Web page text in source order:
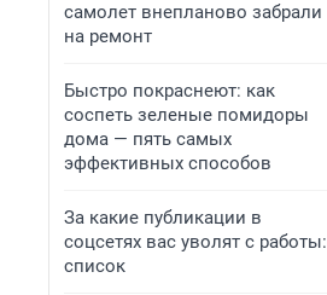
самолет внепланово забрали
на ремонт
Быстро покраснеют: как
соспеть зеленые помидоры
дома — пять самых
эффективных способов
За какие публикации в
соцсетях вас уволят с работы:
список